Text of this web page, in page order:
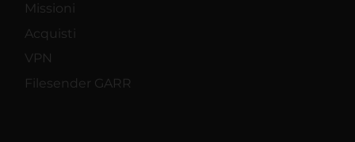
Missioni
Acquisti
VPN
Filesender GARR